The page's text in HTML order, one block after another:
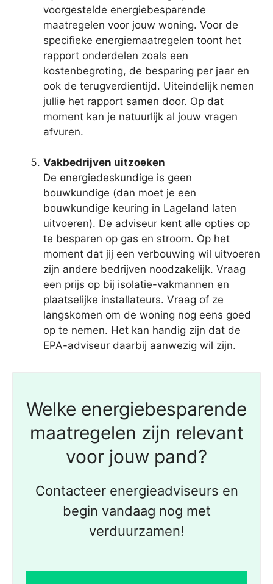
voorgestelde energiebesparende
maatregelen voor jouw woning. Voor de
specifieke energiemaatregelen toont het
rapport onderdelen zoals een
kostenbegroting, de besparing per jaar en
ook de terugverdientijd. Uiteindelijk nemen
jullie het rapport samen door. Op dat
moment kan je natuurlijk al jouw vragen
afvuren.
Vakbedrijven uitzoeken
De energiedeskundige is geen
bouwkundige (dan moet je een
bouwkundige keuring in Lageland laten
uitvoeren). De adviseur kent alle opties op
te besparen op gas en stroom. Op het
moment dat jij een verbouwing wil uitvoeren
zijn andere bedrijven noodzakelijk. Vraag
een prijs op bij isolatie-vakmannen en
plaatselijke installateurs. Vraag of ze
langskomen om de woning nog eens goed
op te nemen. Het kan handig zijn dat de
EPA-adviseur daarbij aanwezig wil zijn.
Welke energiebesparende
maatregelen zijn relevant
voor jouw pand?
Contacteer energieadviseurs en
begin vandaag nog met
verduurzamen!